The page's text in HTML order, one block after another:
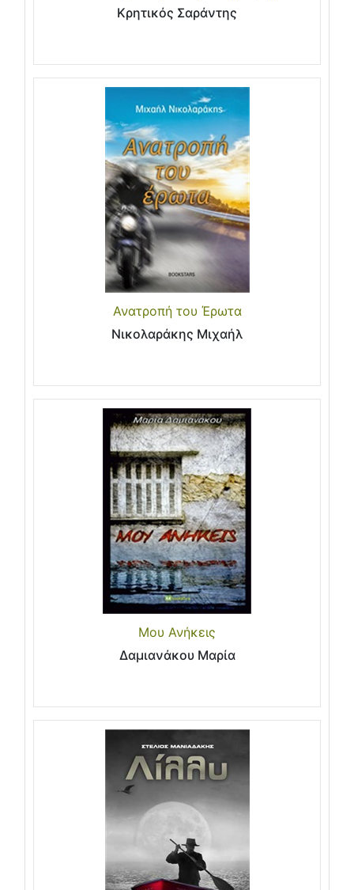
Κρητικός Σαράντης
Ανατροπή του Έρωτα
Νικολαράκης Μιχαήλ
Μου Ανήκεις
Δαμιανάκου Μαρία